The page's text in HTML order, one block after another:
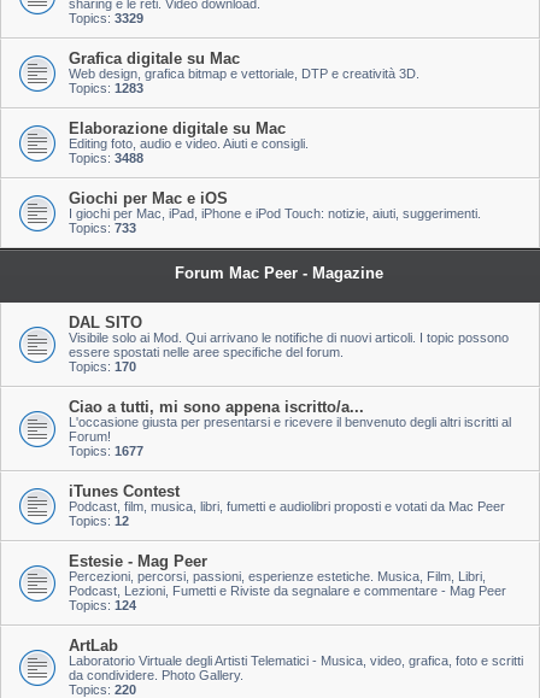
sharing e le reti. Video download.
Topics: 3329
Grafica digitale su Mac
Web design, grafica bitmap e vettoriale, DTP e creatività 3D.
Topics: 1283
Elaborazione digitale su Mac
Editing foto, audio e video. Aiuti e consigli.
Topics: 3488
Giochi per Mac e iOS
I giochi per Mac, iPad, iPhone e iPod Touch: notizie, aiuti, suggerimenti.
Topics: 733
Forum Mac Peer - Magazine
DAL SITO
Visibile solo ai Mod. Qui arrivano le notifiche di nuovi articoli. I topic possono
essere spostati nelle aree specifiche del forum.
Topics: 170
Ciao a tutti, mi sono appena iscritto/a...
L'occasione giusta per presentarsi e ricevere il benvenuto degli altri iscritti al
Forum!
Topics: 1677
iTunes Contest
Podcast, film, musica, libri, fumetti e audiolibri proposti e votati da Mac Peer
Topics: 12
Estesie - Mag Peer
Percezioni, percorsi, passioni, esperienze estetiche. Musica, Film, Libri,
Podcast, Lezioni, Fumetti e Riviste da segnalare e commentare - Mag Peer
Topics: 124
ArtLab
Laboratorio Virtuale degli Artisti Telematici - Musica, video, grafica, foto e scritti
da condividere. Photo Gallery.
Topics: 220